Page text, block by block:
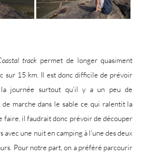
track permet de longer quasiment
sur 15 km. Il est donc difficile de prévoir
la journée surtout qu’il y a un peu de
marche dans le sable ce qui ralentit la
faire, il faudrait donc prévoir de découper
avec une nuit en camping à l’une des deux
Pour notre part, on a préféré parcourir